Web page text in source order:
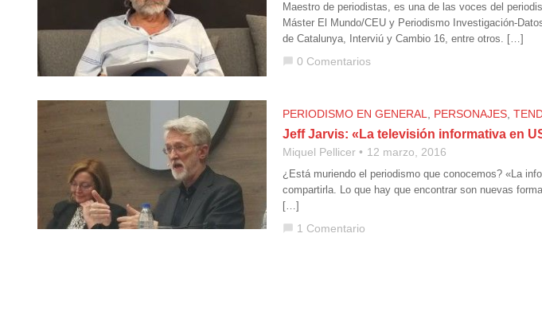
Maestro de periodistas, es una de las voces del
Máster El Mundo/CEU y Periodismo Investigación-
de Catalunya, Interviú y Cambio 16, entre otros. […]
chat_bubble 0 Comentarios
PERIODISMO EN GENERAL PERSONAJES
Jeff Jarvis: «La televisión informativa en
Miquel Pellicer 12 marzo, 2016
¿Está muriendo el periodismo que conocemos? «La
compartirla. Lo que hay que encontrar son nuevas
[…]
chat_bubble 1 Comentario